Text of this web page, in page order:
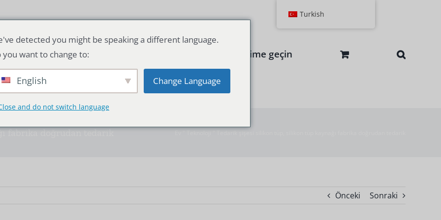
Silikon Tüp Çözeltisi Srtub ile iletişime geçin
fabrika doğrudan tedarik
Önceki Sonraki
Turkish
detected you might be speaking a different language.
you want to change to:
English Change Language
and do not switch language